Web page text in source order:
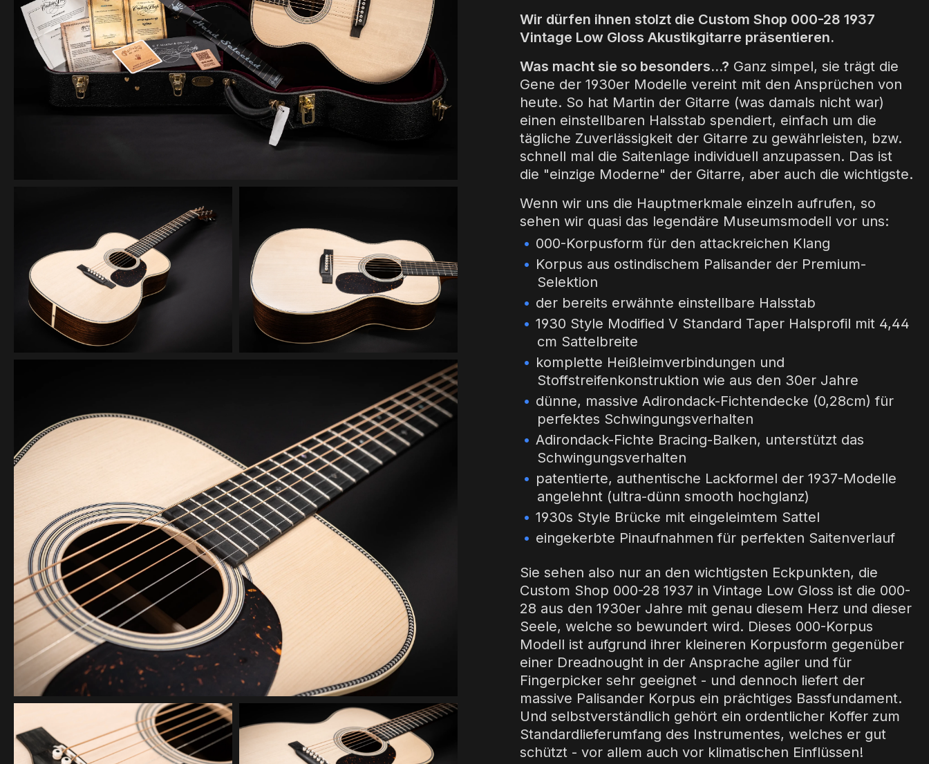
Wir dürfen ihnen stolzt die Custom Shop 000-28 1937
Vintage Low Gloss Akustikgitarre präsentieren.
Was macht sie so besonders...? Ganz simpel, sie trägt die
Gene der 1930er Modelle vereint mit den Ansprüchen von
heute. So hat Martin der Gitarre (was damals nicht war)
einen einstellbaren Halsstab spendiert, einfach um die
tägliche Zuverlässigkeit der Gitarre zu gewährleisten, bzw.
schnell mal die Saitenlage individuell anzupassen. Das ist
die "einzige Moderne" der Gitarre, aber auch die wichtigste.
Wenn wir uns die Hauptmerkmale einzeln aufrufen, so
sehen wir quasi das legendäre Museumsmodell vor uns:
000-Korpusform für den attackreichen Klang
Korpus aus ostindischem Palisander der Premium-
Selektion
der bereits erwähnte einstellbare Halsstab
1930 Style Modified V Standard Taper Halsprofil mit 4,44
cm Sattelbreite
komplette Heißleimverbindungen und
Stoffstreifenkonstruktion wie aus den 30er Jahre
dünne, massive Adirondack-Fichtendecke (0,28cm) für
perfektes Schwingungsverhalten
Adirondack-Fichte Bracing-Balken, unterstützt das
Schwingungsverhalten
patentierte, authentische Lackformel der 1937-Modelle
angelehnt (ultra-dünn smooth hochglanz)
1930s Style Brücke mit eingeleimtem Sattel
eingekerbte Pinaufnahmen für perfekten Saitenverlauf
Sie sehen also nur an den wichtigsten Eckpunkten, die
Custom Shop 000-28 1937 in Vintage Low Gloss ist die 000-
28 aus den 1930er Jahre mit genau diesem Herz und dieser
Seele, welche so bewundert wird. Dieses 000-Korpus
Modell ist aufgrund ihrer kleineren Korpusform gegenüber
einer Dreadnought in der Ansprache agiler und für
Fingerpicker sehr geeignet - und dennoch liefert der
massive Palisander Korpus ein prächtiges Bassfundament.
Und selbstverständlich gehört ein ordentlicher Koffer zum
Standardlieferumfang des Instrumentes, welches er gut
schützt - vor allem auch vor klimatischen Einflüssen!